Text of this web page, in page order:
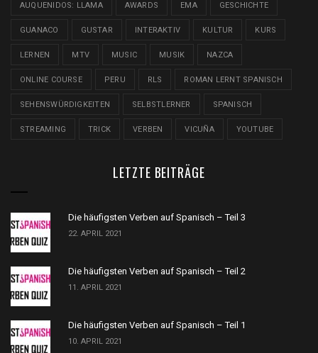
AUQUENIDOS: LLAMA AWARDS EMA GESCHICHTE
GUANACO GUSTAR INTERAKTIV KULTUR KURS
LERNEN MTV MUSIC MUSIK NAZCA
ONLINE COURSE PERU RLS ROMAN LERNT SPANISCH
SEHENSWÜRDIGKEITEN SELBSTLERNER SPANISCH
STREAMING TRICK VERBEN VICUÑA YOUTUBE
LETZTE BEITRÄGE
Die häufigsten Verben auf Spanisch – Teil 3
22. APRIL 2021
Die häufigsten Verben auf Spanisch – Teil 2
11. APRIL 2021
Die häufigsten Verben auf Spanisch – Teil 1
10. APRIL 2021